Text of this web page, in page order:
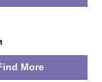
More